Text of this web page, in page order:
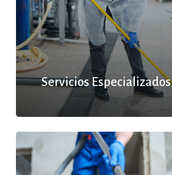
Servicios Especializados